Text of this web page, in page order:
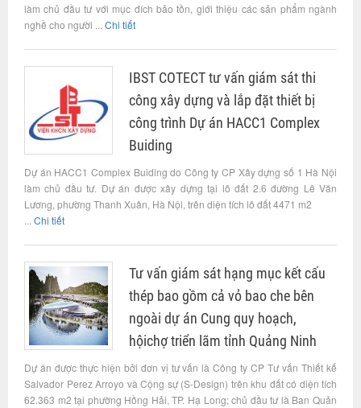
làm chủ đầu tư với mục đích bảo tồn, giới thiệu các sản phẩm ngành
nghề cho người ... Chi tiết
IBST COTECT tư vấn giám sát thi
công xây dựng và lắp đặt thiết bị
công trình Dự án HACC1 Complex
Buiding
Dự án HACC1 Complex Buiding do Công ty CP Xây dựng số 1 Hà Nội
làm chủ đầu tư. Dự án được xây dựng tại lô đất 2.6 đường Lê Văn
Lương, phường Thanh Xuân, Hà Nội, trên diện tích lô đất 4471 m2
... Chi tiết
Tư vấn giám sát hạng mục kết cấu
thép bao gồm cả vỏ bao che bên
ngoài dự án Cung quy hoạch,
hộichợ triển lãm tỉnh Quảng Ninh
Dự án được thực hiện bởi đơn vị tư vấn là Công ty CP Tư vấn Thiết kế
Salvador Perez Arroyo và Cộng sự (S-Design) trên khu đất có diện tích
62.363 m2 tại phường Hồng Hải, TP. Hạ Long; chủ đầu tư là Ban Quản